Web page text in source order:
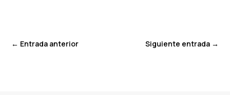
← Entrada anterior Siguiente entrada→